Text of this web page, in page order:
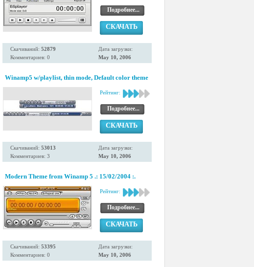
Подробнее...
СКАЧАТЬ
Скачиваний: 52879
Комментариев: 0
Дата загрузки:
May 10, 2006
Winamp5 w/playlist, thin mode, Default color theme
Рейтинг:
Подробнее...
СКАЧАТЬ
Скачиваний: 53013
Комментариев: 3
Дата загрузки:
May 10, 2006
Modern Theme from Winamp 5 .: 15/02/2004 :.
Рейтинг:
Подробнее...
СКАЧАТЬ
Скачиваний: 53395
Комментариев: 0
Дата загрузки:
May 10, 2006